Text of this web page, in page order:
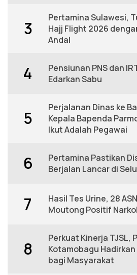
3
Pertamina Sulawesi,
Hajj Flight 2026
Andal
4
Pensiunan PNS dan
Edarkan Sabu
5
Perjalanan Dinas ke
Kepala Bapenda
Ikut Adalah Pegawai
6
Pertamina Pastikan
Berjalan Lancar di
7
Hasil Tes Urine, 28
Moutong Positif
8
Perkuat Kinerja TJSL,
Kotamobagu
bagi Masyarakat